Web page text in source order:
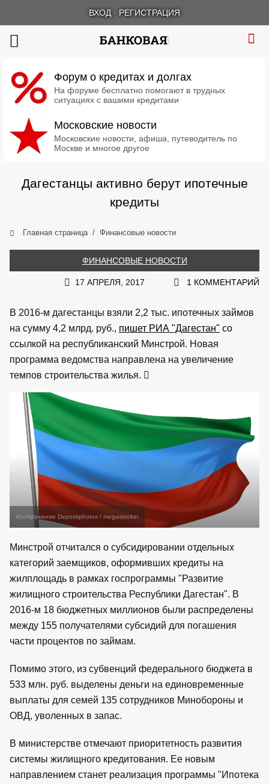
ВХОД · РЕГИСТРАЦИЯ
Форум о кредитах и долгах
На форуме бесплатно помогают в трудных
ситуациях с вашими кредитами
Московские новости
Московские новости, афиша, путеводитель по
Москве и многое другое
Дагестанцы активно берут ипотечные
кредиты
Главная страница Финансовые новости
ФИНАНСОВЫЕ НОВОСТИ
17 АПРЕЛЯ, 2017 1 КОММЕНТАРИЙ
В 2016-м дагестанцы взяли 2,2 тыс. ипотечных займов
на сумму 4,2 млрд. руб., пишет РИА "Дагестан" со
ссылкой на республиканский Минстрой. Новая
программа ведомства направлена на увеличение
темпов строительства жилья.
Изображение Depositphotos / megastocker
Минстрой отчитался о субсидировании отдельных
категорий заемщиков, оформивших кредиты на
жилплощадь в рамках госпрограммы "Развитие
жилищного строительства Республики Дагестан". В
2016-м 18 бюджетных миллионов были распределены
между 155 получателями субсидий для погашения
части процентов по займам.
Помимо этого, из субвенций федерального бюджета в
533 млн. руб. выделены деньги на единовременные
выплаты для семей 135 сотрудников Минобороны и
ОВД, уволенных в запас.
В министерстве отмечают приоритетность развития
системы жилищного кредитования. Ее новым
направлением станет реализация программы "Ипотека